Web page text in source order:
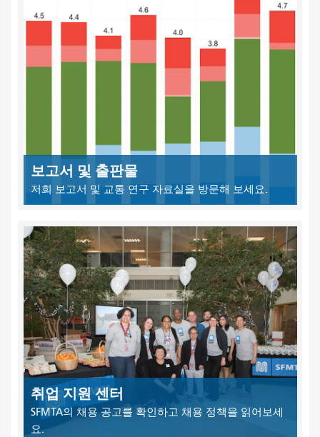
보고서 및 출판물
저희 보고서 및 교통 연구 자료실을 방문해 보세요.
취업 지원 센터
SFMTA의 채용 공고를 확인하고 채용 정책을 읽어보세
요.